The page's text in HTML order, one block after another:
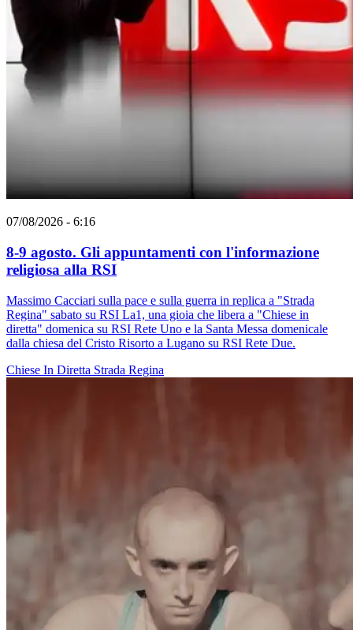
07/08/2026 - 6:16
8-9 agosto. Gli appuntamenti con l'informazione
religiosa alla RSI
Massimo Cacciari sulla pace e sulla guerra in replica a "Strada
Regina" sabato su RSI La1, una gioia che libera a "Chiese in
diretta" domenica su RSI Rete Uno e la Santa Messa domenicale
dalla chiesa del Cristo Risorto a Lugano su RSI Rete Due.
Chiese In Diretta Strada Regina